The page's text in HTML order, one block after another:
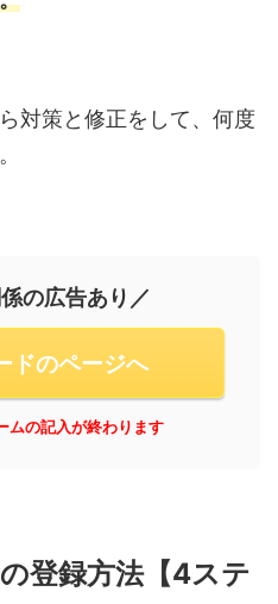
対策と修正をして、何度
の広告あり／
ドのページへ
ムの記入が終わります
登録方法【4ステ